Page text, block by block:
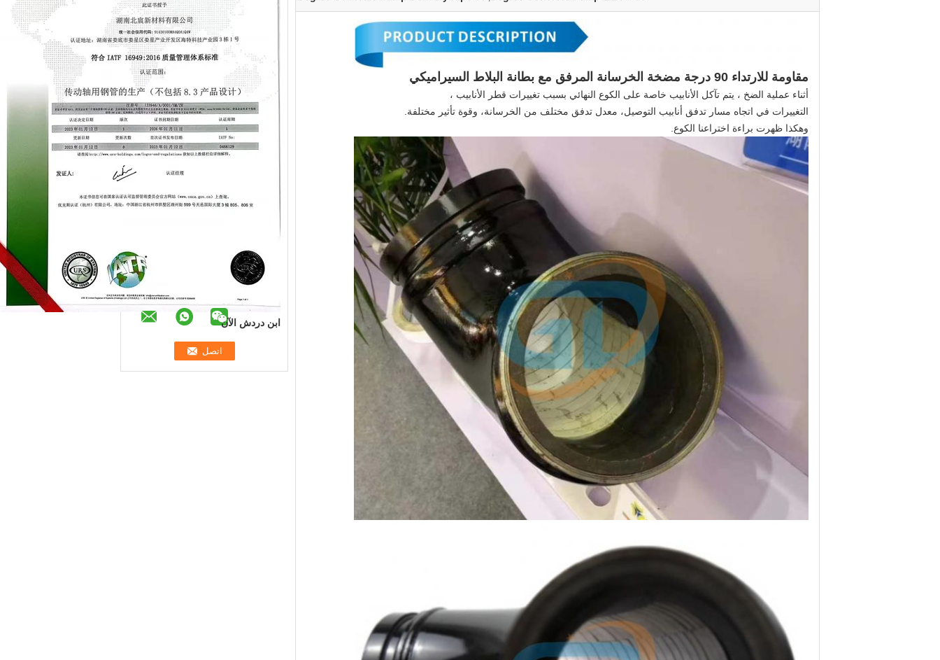
ابن دردش الآن
مقاومة للارتداء 90 درجة مضخة الخرسانة المرفق مع بطانة البلاط السيراميكي
أثناء عملية الضخ ، يتم تآكل الأنابيب خاصة على الكوع النهائي بسبب تغييرات قطر الأنابيب ،
التغييرات في اتجاه مسار تدفق أنابيب التوصيل، معدل تدفق مختلف من الخرسانة، وقوة تأثير مختلفة.
وهكذا ظهرت براءة اختراعنا الكوع.